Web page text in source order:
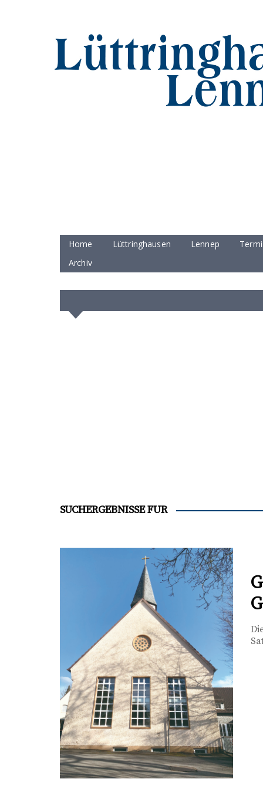
Home Lüttringhausen Lennep
Archiv
SUCHERGEBNISSE FÜR